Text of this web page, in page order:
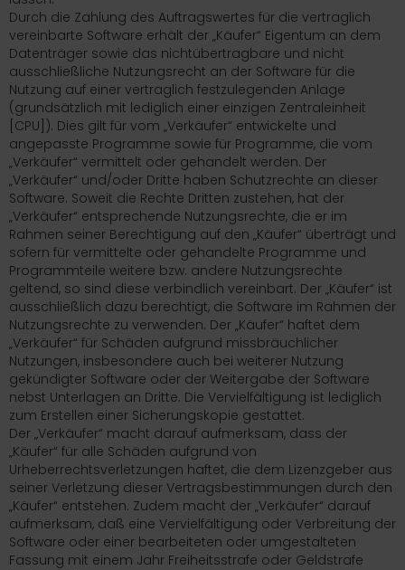
Durch die Zahlung des Auftragswertes für die vertraglich
vereinbarte Software erhält der „Käufer“ Eigentum an dem
Datenträger sowie das nichtübertragbare und nicht
ausschließliche Nutzungsrecht an der Software für die
Nutzung auf einer vertraglich festzulegenden Anlage
(grundsätzlich mit lediglich einer einzigen Zentraleinheit
[CPU]). Dies gilt für vom „Verkäufer“ entwickelte und
angepasste Programme sowie für Programme, die vom
„Verkäufer“ vermittelt oder gehandelt werden. Der
„Verkäufer“ und/oder Dritte haben Schutzrechte an dieser
Software. Soweit die Rechte Dritten zustehen, hat der
„Verkäufer“ entsprechende Nutzungsrechte, die er im
Rahmen seiner Berechtigung auf den „Käufer“ überträgt und
sofern für vermittelte oder gehandelte Programme und
Programmteile weitere bzw. andere Nutzungsrechte
geltend, so sind diese verbindlich vereinbart. Der „Käufer“ ist
ausschließlich dazu berechtigt, die Software im Rahmen der
Nutzungsrechte zu verwenden. Der „Käufer“ haftet dem
„Verkäufer“ für Schäden aufgrund missbräuchlicher
Nutzungen, insbesondere auch bei weiterer Nutzung
gekündigter Software oder der Weitergabe der Software
nebst Unterlagen an Dritte. Die Vervielfältigung ist lediglich
zum Erstellen einer Sicherungskopie gestattet.
Der „Verkäufer“ macht darauf aufmerksam, dass der
„Käufer“ für alle Schäden aufgrund von
Urheberrechtsverletzungen haftet, die dem Lizenzgeber aus
seiner Verletzung dieser Vertragsbestimmungen durch den
„Käufer“ entstehen. Zudem macht der „Verkäufer“ darauf
aufmerksam, daß eine Vervielfältigung oder Verbreitung der
Software oder einer bearbeiteten oder umgestalteten
Fassung mit einem Jahr Freiheitsstrafe oder Geldstrafe